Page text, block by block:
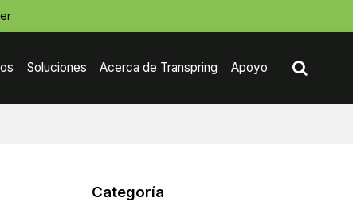
Soluciones Acerca de Transpring Apoyo
Categoría